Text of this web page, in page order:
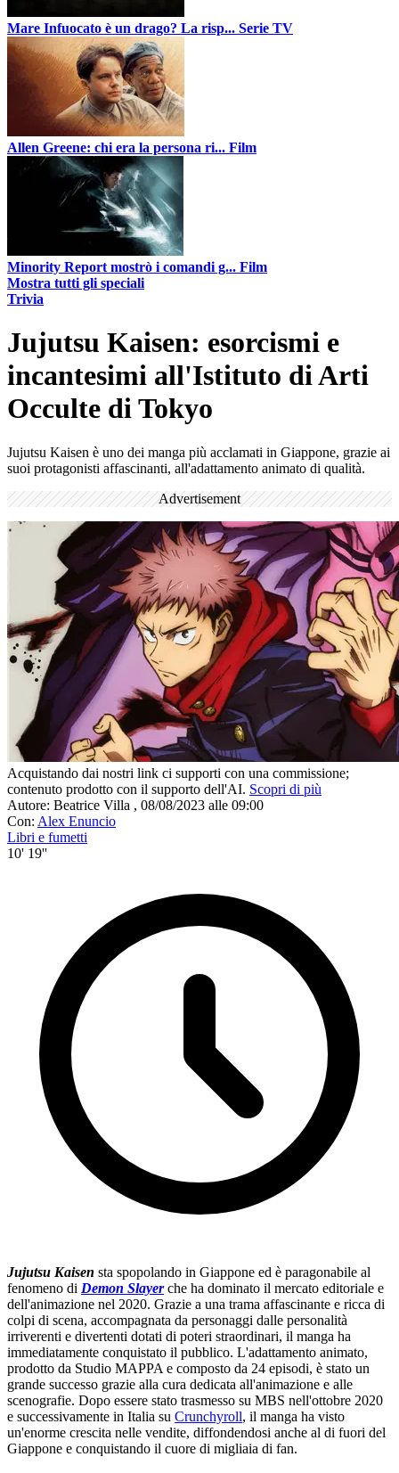
Mare Infuocato è un drago? La risp... Serie TV
Allen Greene: chi era la persona ri... Film
Minority Report mostrò i comandi g... Film
Mostra tutti gli speciali
Trivia
Jujutsu Kaisen: esorcismi e
incantesimi all'Istituto di Arti
Occulte di Tokyo
Jujutsu Kaisen è uno dei manga più acclamati in Giappone, grazie ai
suoi protagonisti affascinanti, all'adattamento animato di qualità.
Advertisement
Acquistando dai nostri link ci supporti con una commissione;
contenuto prodotto con il supporto dell'AI. Scopri di più
Autore: Beatrice Villa , 08/08/2023 alle 09:00
Con: Alex Enuncio
Libri e fumetti
10' 19''
Jujutsu Kaisen sta spopolando in Giappone ed è paragonabile al
fenomeno di Demon Slayerche ha dominato il mercato editoriale e
dell'animazione nel 2020. Grazie a una trama affascinante e ricca di
colpi di scena, accompagnata da personaggi dalle personalità
irriverenti e divertenti dotati di poteri straordinari, il manga ha
immediatamente conquistato il pubblico. L'adattamento animato,
prodotto da Studio MAPPA e composto da 24 episodi, è stato un
grande successo grazie alla cura dedicata all'animazione e alle
scenografie. Dopo essere stato trasmesso su MBS nell'ottobre 2020
e successivamente in Italia su Crunchyroll, il manga ha visto
un'enorme crescita nelle vendite, diffondendosi anche al di fuori del
Giappone e conquistando il cuore di migliaia di fan.